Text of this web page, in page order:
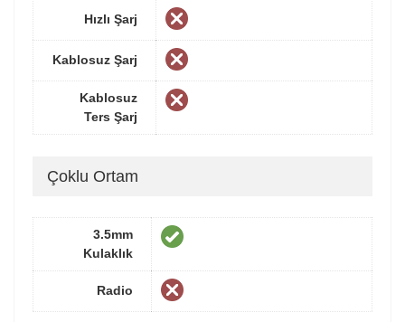
Hızlı Şarj
Kablosuz Şarj
Kablosuz
Ters Şarj
Çoklu Ortam
3.5mm
Kulaklık
Radio